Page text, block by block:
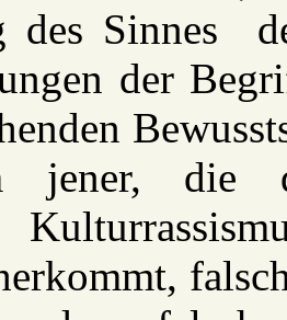
des Sinnes
der
jener, die